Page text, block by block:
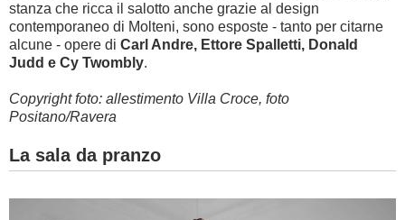
stanza che ricca il salotto anche grazie al design
contemporaneo di Molteni, sono esposte - tanto per citarne
alcune - opere di Carl Andre, Ettore Spalletti, Donald
Judd e Cy Twombly.
Copyright foto: allestimento Villa Croce, foto
Positano/Ravera
La sala da pranzo